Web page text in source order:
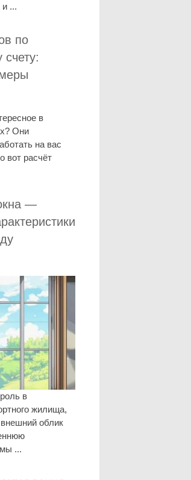
...
по
счету:
в
Они
на вас
вот расчёт
—
в
жилища,
облик
...